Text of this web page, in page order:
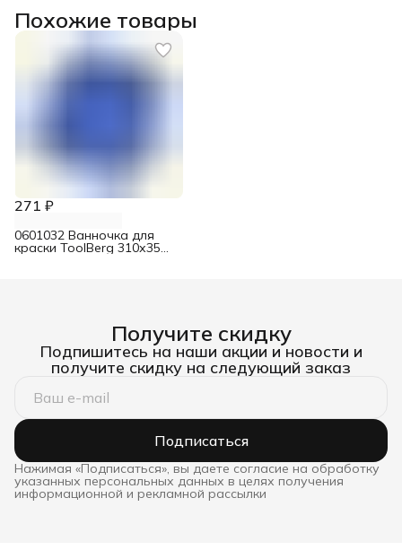
Похожие товары
271 ₽
0601032 Ванночка для
краски ToolBerg 310х350
Получите скидку
Подпишитесь на наши акции и новости и
получите скидку на следующий заказ
Подписаться
Нажимая «Подписаться», вы даете согласие на обработку
указанных персональных данных в целях получения
информационной и рекламной рассылки